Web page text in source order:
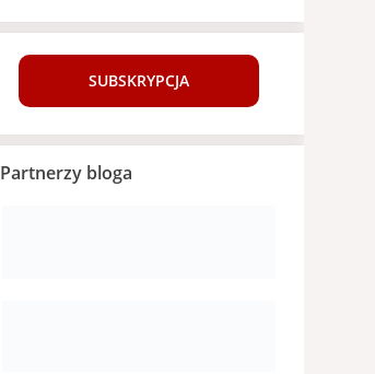
SUBSKRYPCJA
Partnerzy bloga